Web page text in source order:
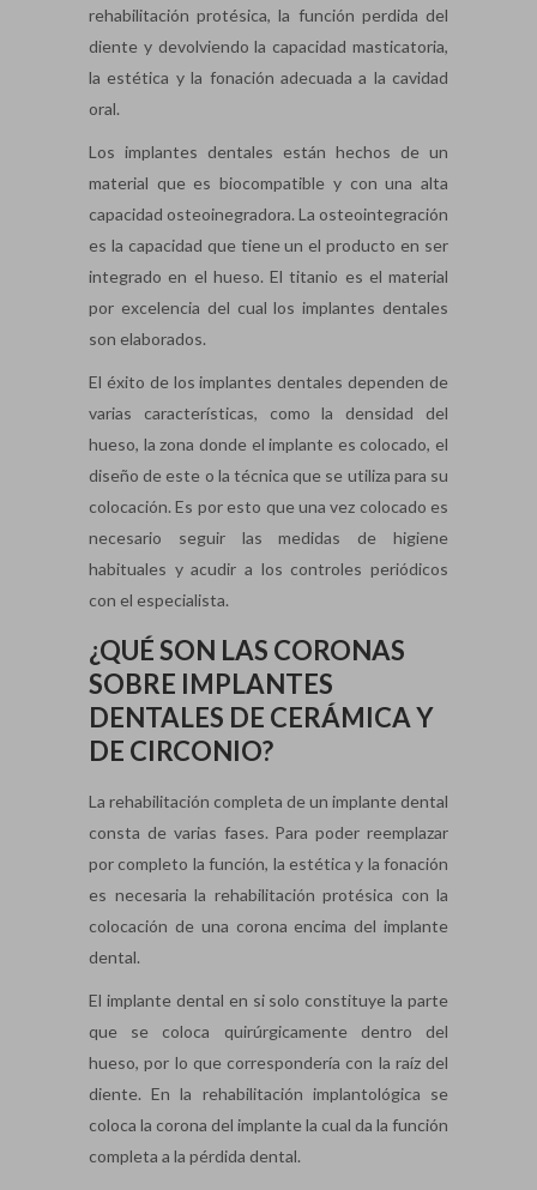
rehabilitación protésica, la función perdida del
diente y devolviendo la capacidad masticatoria,
la estética y la fonación adecuada a la cavidad
oral.
Los implantes dentales están hechos de un
material que es biocompatible y con una alta
capacidad osteoinegradora. La osteointegración
es la capacidad que tiene un el producto en ser
integrado en el hueso. El titanio es el material
por excelencia del cual los implantes dentales
son elaborados.
El éxito de los implantes dentales dependen de
varias características, como la densidad del
hueso, la zona donde el implante es colocado, el
diseño de este o la técnica que se utiliza para su
colocación. Es por esto que una vez colocado es
necesario seguir las medidas de higiene
habituales y acudir a los controles periódicos
con el especialista.
¿QUÉ SON LAS CORONAS
SOBRE IMPLANTES
DENTALES DE CERÁMICA Y
DE CIRCONIO?
La rehabilitación completa de un implante dental
consta de varias fases. Para poder reemplazar
por completo la función, la estética y la fonación
es necesaria la rehabilitación protésica con la
colocación de una corona encima del implante
dental.
El implante dental en si solo constituye la parte
que se coloca quirúrgicamente dentro del
hueso, por lo que correspondería con la raíz del
diente. En la rehabilitación implantológica se
coloca la corona del implante la cual da la función
completa a la pérdida dental.